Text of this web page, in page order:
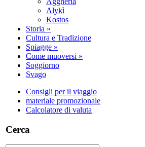
Alykì
Kostos
Storia »
Cultura e Tradizione
Spiagge »
Come muoversi »
Soggiorno
Svago
Consigli per il viaggio
materiale promozionale
Calcolatore di valuta
Cerca